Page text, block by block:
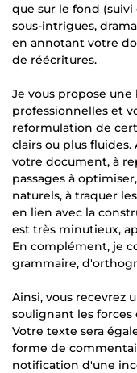
que sur le fond
sous-intrigues,
en annotant votre
de réécritures.
Je vous propose
professionnelles et
reformulation de
clairs ou plus fluides.
votre document, à
passages à
naturels, à traquer
en lien avec la
est très minutieux,
En complément, je
grammaire,
Ainsi, vous recevrez
soulignant les
Votre texte sera
forme de
notification d'une